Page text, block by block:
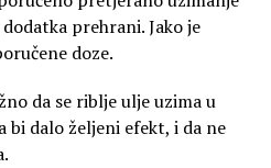
prehrani. Jako je
doze.
da se riblje ulje uzima u
bi dalo željeni efekt, i da ne